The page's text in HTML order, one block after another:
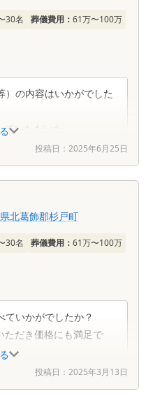
30名 葬儀費用： 61万〜100万
）の内容はいかがでした
いただいた。
教えてください。
た。
えてください。
投稿日： 2025年6月25日
北葛飾郡杉戸町
30名 葬儀費用： 61万〜100万
ていかがでしたか？
ただき価格にも満足で
ただけるような提案がで
投稿日： 2025年3月13日